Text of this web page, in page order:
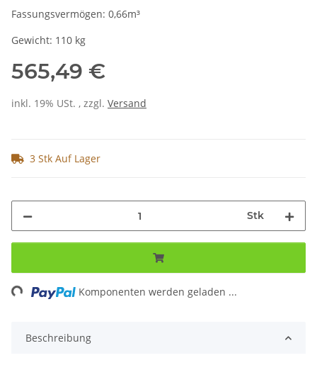
Fassungsvermögen: 0,66m³
Gewicht: 110 kg
565,49 €
inkl. 19% USt. , zzgl. Versand
3 Stk Auf Lager
Stk
Komponenten werden geladen ...
Beschreibung